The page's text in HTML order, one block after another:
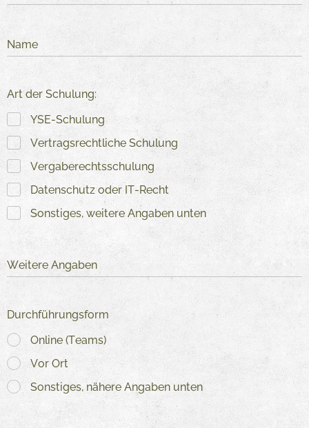
Name
Art der Schulung:
YSE-Schulung
Vertragsrechtliche Schulung
Vergaberechtsschulung
Datenschutz oder IT-Recht
Sonstiges, weitere Angaben unten
Weitere Angaben
Durchführungsform
Online (Teams)
Vor Ort
Sonstiges, nähere Angaben unten